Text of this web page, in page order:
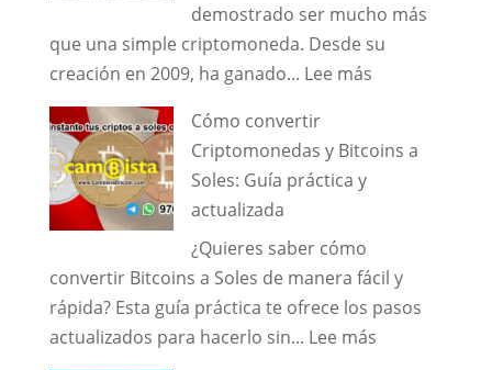
Mejor
Tipo
Bitcoin
en
Perú
2026:
Guía
Segura
y
comisiones
demostrado ser mucho más
que una simple criptomoneda. Desde su
creación en 2009, ha ganado... Lee más:
Bitcoin
Lima
[2026]
Cómo convertir
Criptomonedas y Bitcoins a
Soles: Guía práctica y
actualizada
¿Quieres saber cómo
convertir Bitcoins a Soles de manera fácil y
rápida? Esta guía práctica te ofrece los pasos
actualizados para hacerlo sin... Lee más: